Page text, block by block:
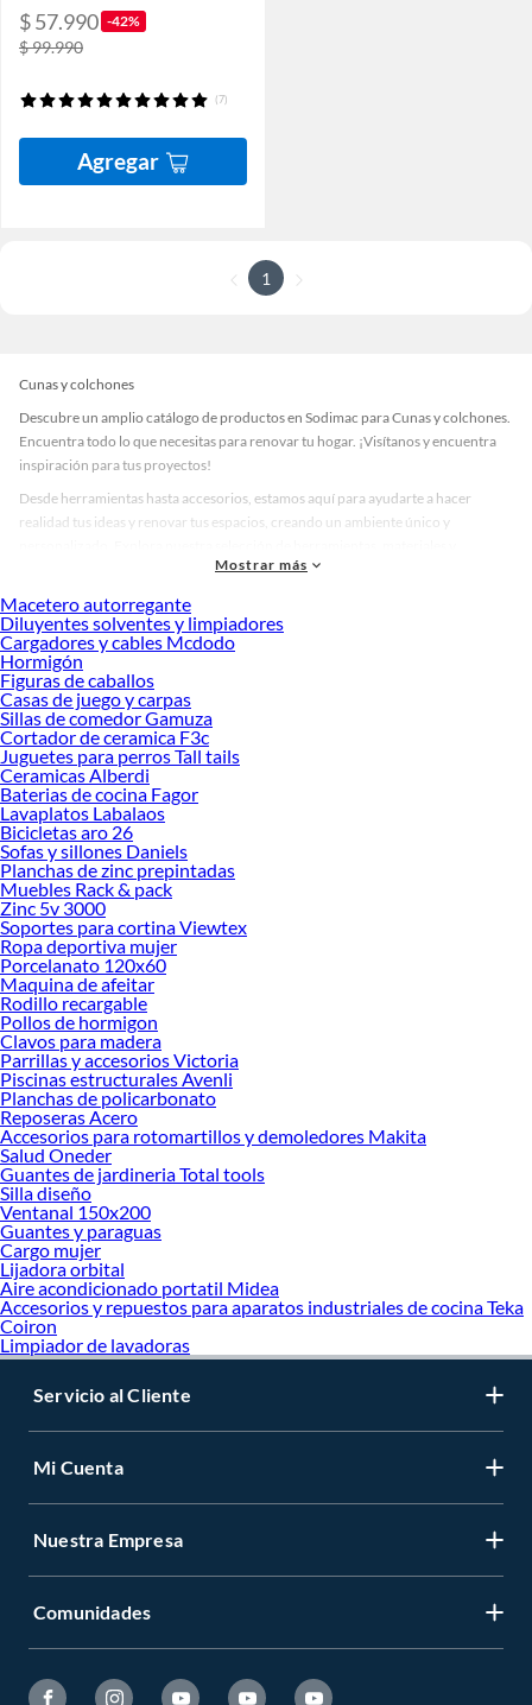
$ 57.990 -42%
$ 99.990
(7)
Agregar
1
Cunas y colchones
Descubre un amplio catálogo de productos en Sodimac para Cunas y colchones.
Encuentra todo lo que necesitas para renovar tu hogar. ¡Visítanos y encuentra
inspiración para tus proyectos!
Desde herramientas hasta accesorios, estamos aquí para ayudarte a hacer
realidad tus ideas y renovar tus espacios, creando un ambiente único y
accesorios de calidad que te ayudarán a crear un espacio más tú.
Desde remodelaciones hasta proyectos de decoración, estamos aquí para hacer
tus ideas realidad. ¡Visítanos y encuentra todo lo que tenemos para ofrecerte en
Cunas y colchones!
Explora la variedad de productos de Cunas y colchones en Sodimac
Herramientas, materiales y accesorios de calidad para tus proyectos y
renovación de espacios. ¡Visítanos y descubre todo lo que tenemos para
ofrecerte!
Encuentra una amplia variedad de productos de Cunas y colchones en Sodimac.
Encuentra todo lo necesario para tus proyectos de renovación y decoración.
¡Visítanos y haz tus ideas realidad!
Mostrar más
Macetero autorregante
Diluyentes solventes y limpiadores
Cargadores y cables Mcdodo
Hormigón
Figuras de caballos
Casas de juego y carpas
Sillas de comedor Gamuza
Cortador de ceramica F3c
Juguetes para perros Tall tails
Ceramicas Alberdi
Baterias de cocina Fagor
Lavaplatos Labalaos
Bicicletas aro 26
Sofas y sillones Daniels
Planchas de zinc prepintadas
Muebles Rack & pack
Zinc 5v 3000
Soportes para cortina Viewtex
Ropa deportiva mujer
Porcelanato 120x60
Maquina de afeitar
Rodillo recargable
Pollos de hormigon
Clavos para madera
Parrillas y accesorios Victoria
Piscinas estructurales Avenli
Planchas de policarbonato
Reposeras Acero
Accesorios para rotomartillos y demoledores Makita
Salud Oneder
Guantes de jardineria Total tools
Silla diseño
Ventanal 150x200
Guantes y paraguas
Cargo mujer
Lijadora orbital
Aire acondicionado portatil Midea
Accesorios y repuestos para aparatos industriales de cocina Teka
Coiron
Limpiador de lavadoras
Servicio al Cliente
Mi Cuenta
Nuestra Empresa
Comunidades